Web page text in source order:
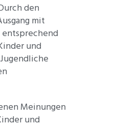
den
mit
und
Meinungen
und